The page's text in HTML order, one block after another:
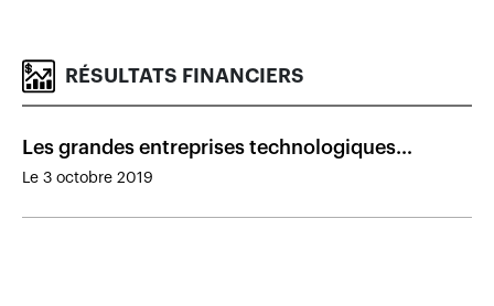
RÉSULTATS FINANCIERS
Les grandes entreprises technologiques
augmentent leur capitalisation boursière
Le 3 octobre 2019